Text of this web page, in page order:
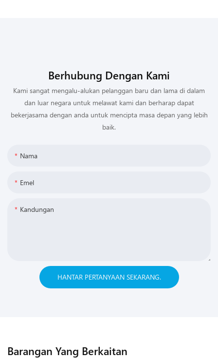
Berhubung Dengan Kami
Kami sangat mengalu-alukan pelanggan baru dan lama di dalam
dan luar negara untuk melawat kami dan berharap dapat
bekerjasama dengan anda untuk mencipta masa depan yang lebih
baik.
Nama
Emel
Kandungan
HANTAR PERTANYAAN SEKARANG.
Barangan Yang Berkaitan